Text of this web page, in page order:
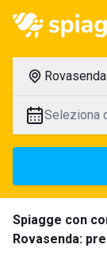
Rovasenda
Seleziona
Spiagge con
Rovasenda: